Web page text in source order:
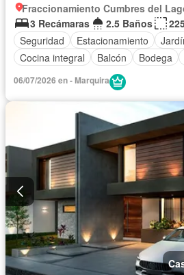
Fraccionamiento Cumbres del
3 Recámaras
2.5 Baños
Seguridad
Estacionamiento
Cocina integral
Balcón Bodega
06/07/2026 en - Marquira